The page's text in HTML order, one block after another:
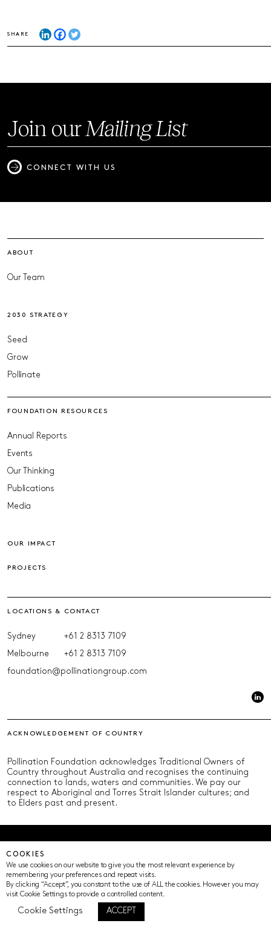
SHARE
Join ourMailing List
CONNECT WITH US
ABOUT
Our Team
2030 STRATEGY
Seed
Grow
Pollinate
FOUNDATION RESOURCES
Annual Reports
Events
Our Thinking
Publications
Media
OUR IMPACT
PROJECTS
LOCATIONS & CONTACT
Sydney
+61 2 8313 7109
Melbourne
+61 2 8313 7109
foundation@pollinationgroup.com
ACKNOWLEDGEMENT OF COUNTRY
Pollination Foundation acknowledges Traditional Owners of
Country throughout Australia and recognises the continuing
connection to lands, waters and communities. We pay our
respect to Aboriginal and Torres Strait Islander cultures; and
to Elders past and present.
Privacy Policy
COOKIES
We use cookies on our website to give you the most relevant experience by
remembering your preferences and repeat visits.
By clicking “Accept”, you constant to the use of ALL the cookies. However you may
visit Cookie Settings to provide a controlled content.
Cookie Settings ACCEPT